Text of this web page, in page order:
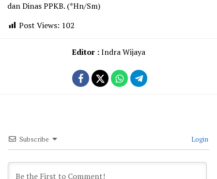
dan Dinas PPKB. (*Hn/Sm)
Post Views: 102
Editor :Indra Wijaya
Subscribe Login